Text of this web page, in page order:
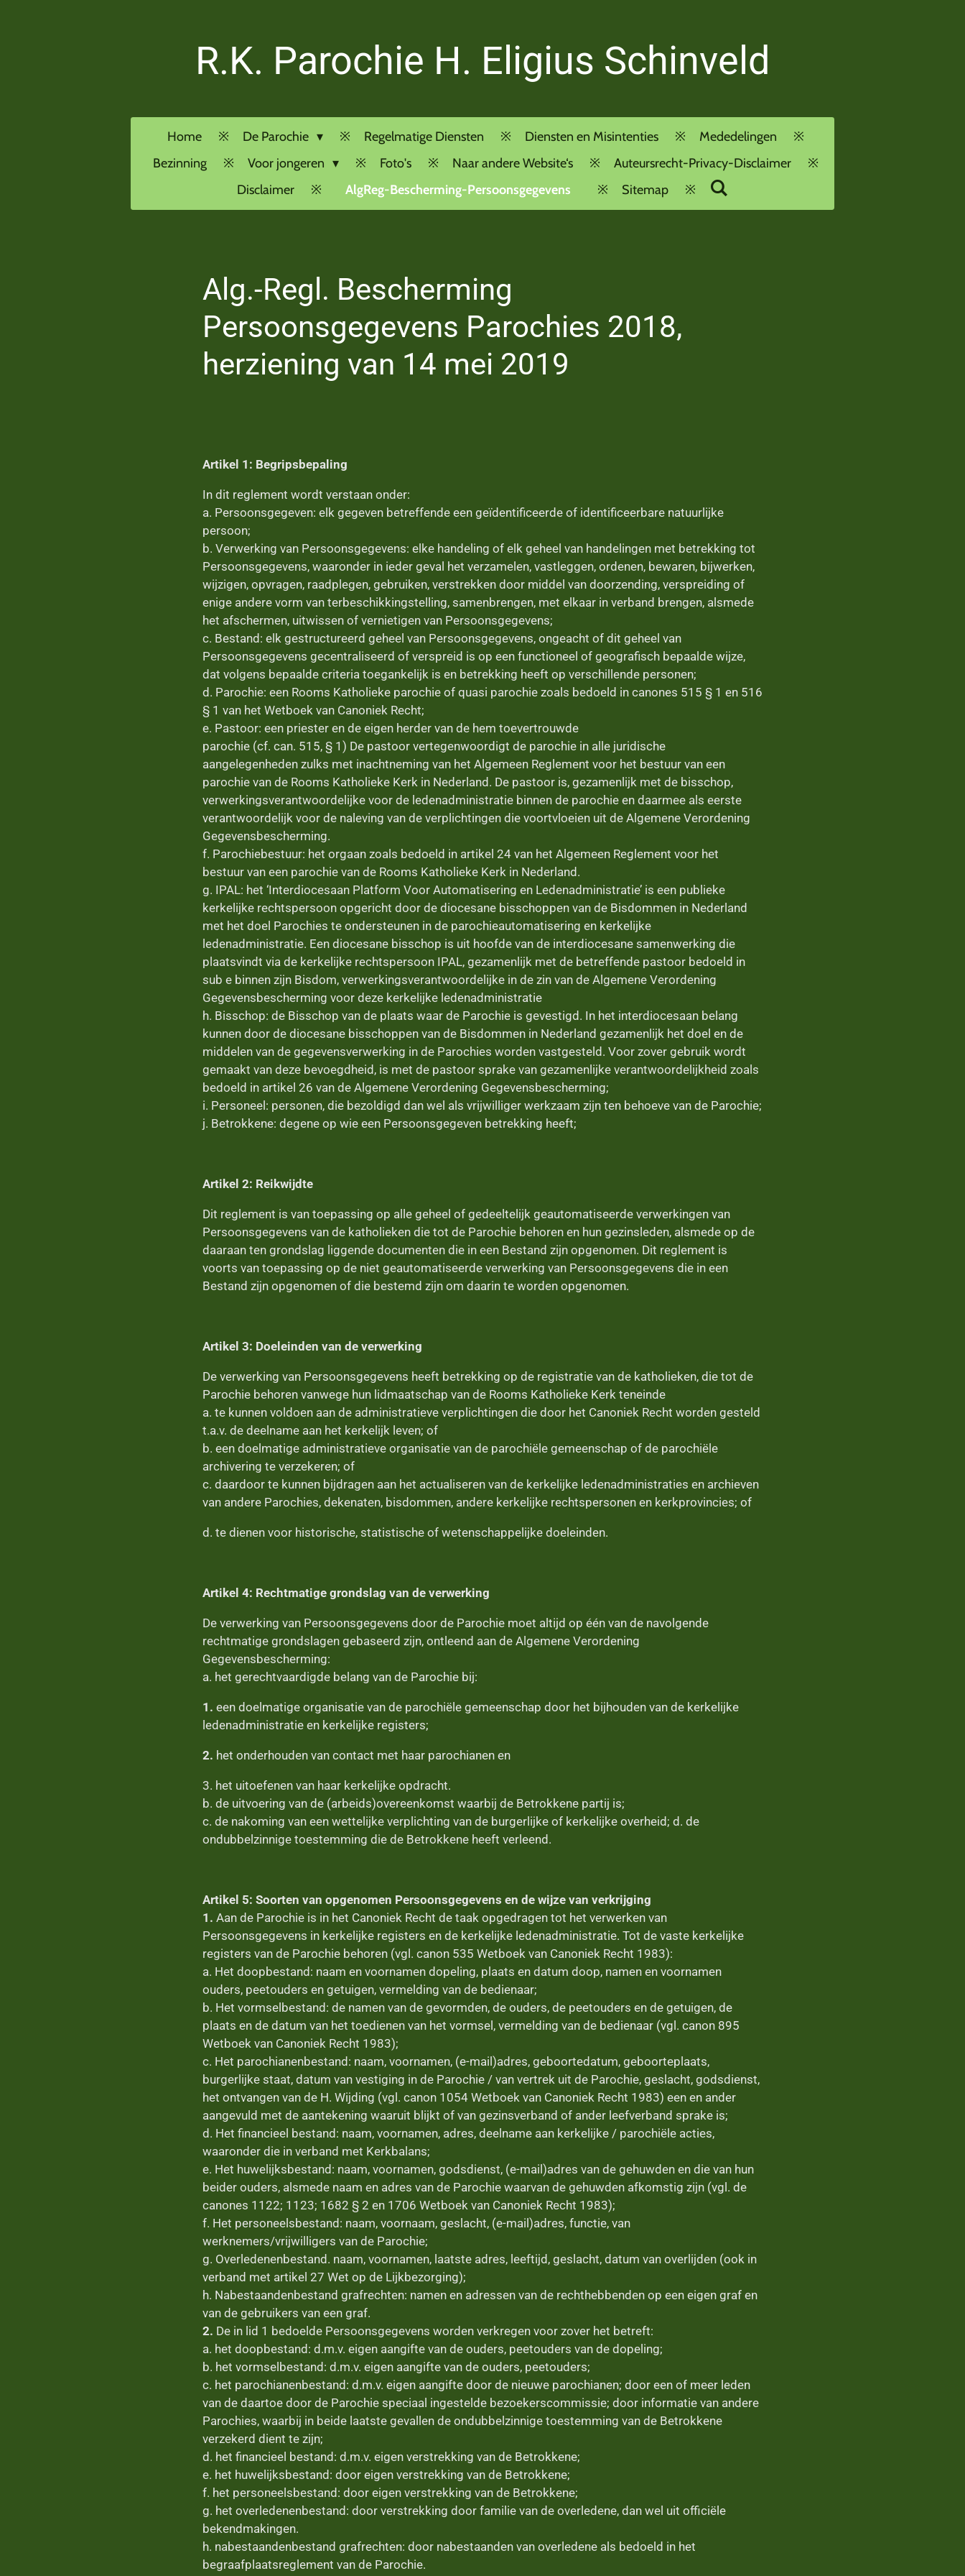
R.K. Parochie H. Eligius Schinveld
Home De Parochie Regelmatige Diensten Diensten en Misintenties
Mededelingen
Bezinning
Voor jongeren Foto's Naar andere Website‘s
Auteursrecht-Privacy-Disclaimer
Disclaimer
AlgReg-Bescherming-Persoonsgegevens Sitemap
Alg.-Regl. Bescherming
Persoonsgegevens Parochies 2018,
herziening van 14 mei 2019
Artikel 1: Begripsbepaling
In dit reglement wordt verstaan onder:
a. Persoonsgegeven: elk gegeven betreffende een geïdentificeerde of identificeerbare natuurlijke
persoon;
b. Verwerking van Persoonsgegevens: elke handeling of elk geheel van handelingen met betrekking tot
Persoonsgegevens, waaronder in ieder geval het verzamelen, vastleggen, ordenen, bewaren, bijwerken,
wijzigen, opvragen, raadplegen, gebruiken, verstrekken door middel van doorzending, verspreiding of
enige andere vorm van terbeschikkingstelling, samenbrengen, met elkaar in verband brengen, alsmede
het afschermen, uitwissen of vernietigen van Persoonsgegevens;
c. Bestand: elk gestructureerd geheel van Persoonsgegevens, ongeacht of dit geheel van
Persoonsgegevens gecentraliseerd of verspreid is op een functioneel of geografisch bepaalde wijze,
dat volgens bepaalde criteria toegankelijk is en betrekking heeft op verschillende personen;
d. Parochie: een Rooms Katholieke parochie of quasi parochie zoals bedoeld in canones 515 § 1 en 516
§ 1 van het Wetboek van Canoniek Recht;
e. Pastoor: een priester en de eigen herder van de hem toevertrouwde
parochie (cf. can. 515, § 1) De pastoor vertegenwoordigt de parochie in alle juridische
aangelegenheden zulks met inachtneming van het Algemeen Reglement voor het bestuur van een
parochie van de Rooms Katholieke Kerk in Nederland. De pastoor is, gezamenlijk met de bisschop,
verwerkingsverantwoordelijke voor de ledenadministratie binnen de parochie en daarmee als eerste
verantwoordelijk voor de naleving van de verplichtingen die voortvloeien uit de Algemene Verordening
Gegevensbescherming.
f. Parochiebestuur: het orgaan zoals bedoeld in artikel 24 van het Algemeen Reglement voor het
bestuur van een parochie van de Rooms Katholieke Kerk in Nederland.
g. IPAL: het ‘Interdiocesaan Platform Voor Automatisering en Ledenadministratie’ is een publieke
kerkelijke rechtspersoon opgericht door de diocesane bisschoppen van de Bisdommen in Nederland
met het doel Parochies te ondersteunen in de parochieautomatisering en kerkelijke
ledenadministratie. Een diocesane bisschop is uit hoofde van de interdiocesane samenwerking die
plaatsvindt via de kerkelijke rechtspersoon IPAL, gezamenlijk met de betreffende pastoor bedoeld in
sub e binnen zijn Bisdom, verwerkingsverantwoordelijke in de zin van de Algemene Verordening
Gegevensbescherming voor deze kerkelijke ledenadministratie
h. Bisschop: de Bisschop van de plaats waar de Parochie is gevestigd. In het interdiocesaan belang
kunnen door de diocesane bisschoppen van de Bisdommen in Nederland gezamenlijk het doel en de
middelen van de gegevensverwerking in de Parochies worden vastgesteld. Voor zover gebruik wordt
gemaakt van deze bevoegdheid, is met de pastoor sprake van gezamenlijke verantwoordelijkheid zoals
bedoeld in artikel 26 van de Algemene Verordening Gegevensbescherming;
i. Personeel: personen, die bezoldigd dan wel als vrijwilliger werkzaam zijn ten behoeve van de Parochie;
j. Betrokkene: degene op wie een Persoonsgegeven betrekking heeft;
Artikel 2: Reikwijdte
Dit reglement is van toepassing op alle geheel of gedeeltelijk geautomatiseerde verwerkingen van
Persoonsgegevens van de katholieken die tot de Parochie behoren en hun gezinsleden, alsmede op de
daaraan ten grondslag liggende documenten die in een Bestand zijn opgenomen. Dit reglement is
voorts van toepassing op de niet geautomatiseerde verwerking van Persoonsgegevens die in een
Bestand zijn opgenomen of die bestemd zijn om daarin te worden opgenomen.
Artikel 3: Doeleinden van de verwerking
De verwerking van Persoonsgegevens heeft betrekking op de registratie van de katholieken, die tot de
Parochie behoren vanwege hun lidmaatschap van de Rooms Katholieke Kerk teneinde
a. te kunnen voldoen aan de administratieve verplichtingen die door het Canoniek Recht worden gesteld
t.a.v. de deelname aan het kerkelijk leven; of
b. een doelmatige administratieve organisatie van de parochiële gemeenschap of de parochiële
archivering te verzekeren; of
c. daardoor te kunnen bijdragen aan het actualiseren van de kerkelijke ledenadministraties en archieven
van andere Parochies, dekenaten, bisdommen, andere kerkelijke rechtspersonen en kerkprovincies; of
d. te dienen voor historische, statistische of wetenschappelijke doeleinden.
Artikel 4: Rechtmatige grondslag van de verwerking
De verwerking van Persoonsgegevens door de Parochie moet altijd op één van de navolgende
rechtmatige grondslagen gebaseerd zijn, ontleend aan de Algemene Verordening
Gegevensbescherming:
a. het gerechtvaardigde belang van de Parochie bij:
1. een doelmatige organisatie van de parochiële gemeenschap door het bijhouden van de kerkelijke
ledenadministratie en kerkelijke registers;
2. het onderhouden van contact met haar parochianen en
3. het uitoefenen van haar kerkelijke opdracht.
b. de uitvoering van de (arbeids)overeenkomst waarbij de Betrokkene partij is;
c. de nakoming van een wettelijke verplichting van de burgerlijke of kerkelijke overheid; d. de
ondubbelzinnige toestemming die de Betrokkene heeft verleend.
Artikel 5: Soorten van opgenomen Persoonsgegevens en de wijze van verkrijging
1. Aan de Parochie is in het Canoniek Recht de taak opgedragen tot het verwerken van
Persoonsgegevens in kerkelijke registers en de kerkelijke ledenadministratie. Tot de vaste kerkelijke
registers van de Parochie behoren (vgl. canon 535 Wetboek van Canoniek Recht 1983):
a. Het doopbestand: naam en voornamen dopeling, plaats en datum doop, namen en voornamen
ouders, peetouders en getuigen, vermelding van de bedienaar;
b. Het vormselbestand: de namen van de gevormden, de ouders, de peetouders en de getuigen, de
plaats en de datum van het toedienen van het vormsel, vermelding van de bedienaar (vgl. canon 895
Wetboek van Canoniek Recht 1983);
c. Het parochianenbestand: naam, voornamen, (e-mail)adres, geboortedatum, geboorteplaats,
burgerlijke staat, datum van vestiging in de Parochie / van vertrek uit de Parochie, geslacht, godsdienst,
het ontvangen van de H. Wijding (vgl. canon 1054 Wetboek van Canoniek Recht 1983) een en ander
aangevuld met de aantekening waaruit blijkt of van gezinsverband of ander leefverband sprake is;
d. Het financieel bestand: naam, voornamen, adres, deelname aan kerkelijke / parochiële acties,
waaronder die in verband met Kerkbalans;
e. Het huwelijksbestand: naam, voornamen, godsdienst, (e-mail)adres van de gehuwden en die van hun
beider ouders, alsmede naam en adres van de Parochie waarvan de gehuwden afkomstig zijn (vgl. de
canones 1122; 1123; 1682 § 2 en 1706 Wetboek van Canoniek Recht 1983);
f. Het personeelsbestand: naam, voornaam, geslacht, (e-mail)adres, functie, van
werknemers/vrijwilligers van de Parochie;
g. Overledenenbestand. naam, voornamen, laatste adres, leeftijd, geslacht, datum van overlijden (ook in
verband met artikel 27 Wet op de Lijkbezorging);
h. Nabestaandenbestand grafrechten: namen en adressen van de rechthebbenden op een eigen graf en
van de gebruikers van een graf.
2. De in lid 1 bedoelde Persoonsgegevens worden verkregen voor zover het betreft:
a. het doopbestand: d.m.v. eigen aangifte van de ouders, peetouders van de dopeling;
b. het vormselbestand: d.m.v. eigen aangifte van de ouders, peetouders;
c. het parochianenbestand: d.m.v. eigen aangifte door de nieuwe parochianen; door een of meer leden
van de daartoe door de Parochie speciaal ingestelde bezoekerscommissie; door informatie van andere
Parochies, waarbij in beide laatste gevallen de ondubbelzinnige toestemming van de Betrokkene
verzekerd dient te zijn;
d. het financieel bestand: d.m.v. eigen verstrekking van de Betrokkene;
e. het huwelijksbestand: door eigen verstrekking van de Betrokkene;
f. het personeelsbestand: door eigen verstrekking van de Betrokkene;
g. het overledenenbestand: door verstrekking door familie van de overledene, dan wel uit officiële
bekendmakingen.
h. nabestaandenbestand grafrechten: door nabestaanden van overledene als bedoeld in het
begraafplaatsreglement van de Parochie.